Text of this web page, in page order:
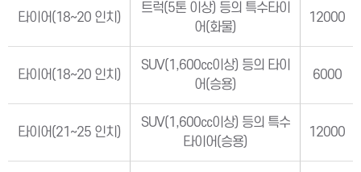
타이어(18∼20 인치)
트럭(5톤 이상) 등의 특수타이
어(화물)
12000
타이어(18∼20 인치)
SUV(1,600㏄이상) 등의 타이
어(승용)
6000
타이어(21∼25 인치)
SUV(1,600㏄이상) 등의 특수
타이어(승용)
12000